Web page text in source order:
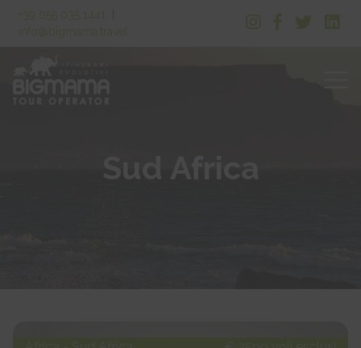
+39 055 035 1441
info@bigmama.travel